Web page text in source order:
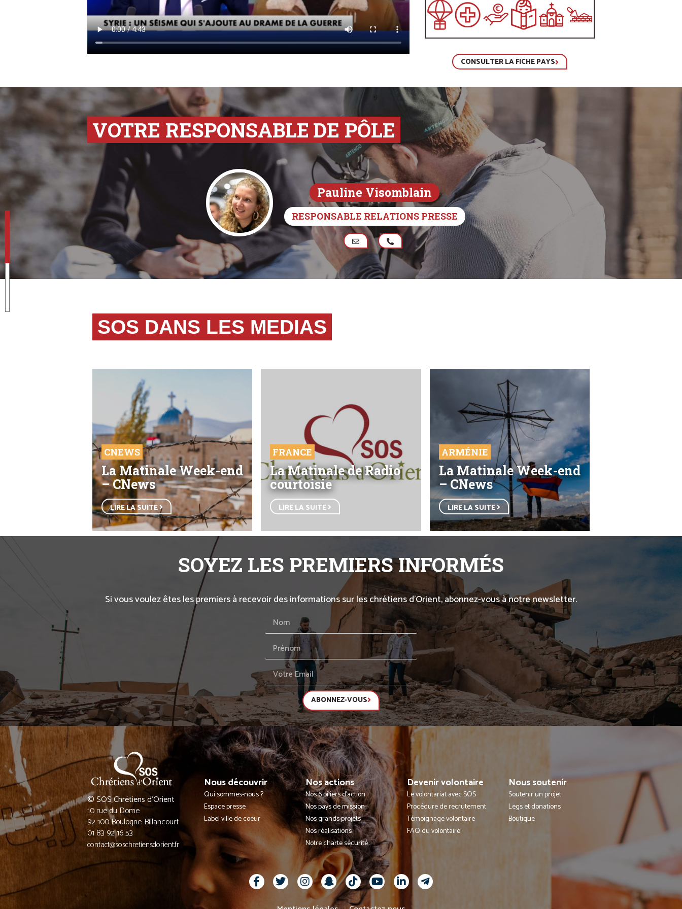
CONSULTER LA FICHE PAYS
VOTRE RESPONSABLE DE PÔLE
Pauline Visomblain
RESPONSABLE RELATIONS PRESSE
SOS DANS LES MEDIAS
CNEWS
La Matinale Week-end
– CNews
LIRE LA SUITE
FRANCE
La Matinale de Radio
courtoisie
LIRE LA SUITE
ARMÉNIE
La Matinale Week-end
– CNews
LIRE LA SUITE
SOYEZ LES PREMIERS INFORMÉS
Si vous voulez êtes les premiers à recevoir des informations sur les chrétiens d’Orient, abonnez-vous à notre newsletter.
ABONNEZ-VOUS
© SOS Chrétiens d’Orient
10 rue du Dome
92 100 Boulogne-Billancourt
01 83 92 16 53
contact@soschretiensdorient.fr
Nous découvrir
Qui sommes-nous ?
Espace presse
Label ville de coeur
Nos actions
Nos 6 piliers d'action
Nos pays de mission
Nos grands projets
Nos réalisations
Notre charte sécurité
Devenir volontaire
Le volontariat avec SOS
Procédure de recrutement
Témoignage volontaire
FAQ du volontaire
Nous soutenir
Soutenir un projet
Legs et donations
Boutique